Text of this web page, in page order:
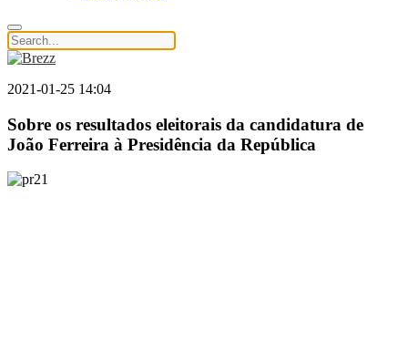
2021-01-25 14:04
Sobre os resultados eleitorais da candidatura de
João Ferreira à Presidência da República